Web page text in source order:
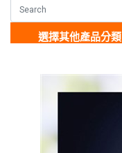
選擇其他產品分類